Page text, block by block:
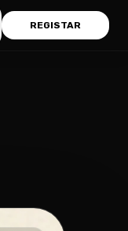
REGISTAR